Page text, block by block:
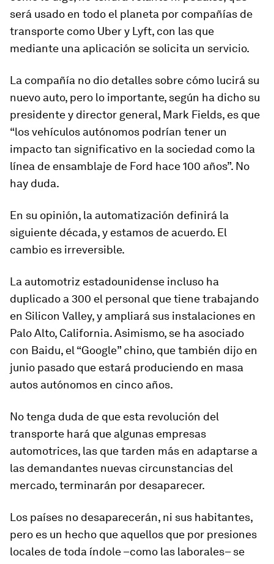
será usado en todo el planeta por compañías de
transporte como Uber y Lyft, con las que
mediante una aplicación se solicita un servicio.
La compañía no dio detalles sobre cómo lucirá su
nuevo auto, pero lo importante, según ha dicho su
presidente y director general, Mark Fields, es que
“los vehículos autónomos podrían tener un
impacto tan significativo en la sociedad como la
línea de ensamblaje de Ford hace 100 años”. No
hay duda.
En su opinión, la automatización definirá la
siguiente década, y estamos de acuerdo. El
cambio es irreversible.
La automotriz estadounidense incluso ha
duplicado a 300 el personal que tiene trabajando
en Silicon Valley, y ampliará sus instalaciones en
Palo Alto, California. Asimismo, se ha asociado
con Baidu, el “Google” chino, que también dijo en
junio pasado que estará produciendo en masa
autos autónomos en cinco años.
No tenga duda de que esta revolución del
transporte hará que algunas empresas
automotrices, las que tarden más en adaptarse a
las demandantes nuevas circunstancias del
mercado, terminarán por desaparecer.
Los países no desaparecerán, ni sus habitantes,
pero es un hecho que aquellos que por presiones
locales de toda índole –como las laborales– se